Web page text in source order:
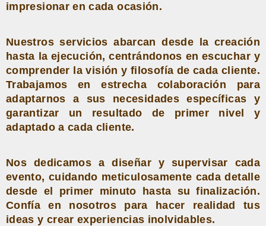
impresionar en cada ocasión.
Nuestros servicios abarcan desde la creación
hasta la ejecución, centrándonos en escuchar y
comprender la visión y filosofía de cada cliente.
Trabajamos en estrecha colaboración para
adaptarnos a sus necesidades específicas y
garantizar un resultado de primer nivel y
adaptado a cada cliente.
Nos dedicamos a diseñar y supervisar cada
evento, cuidando meticulosamente cada detalle
desde el primer minuto hasta su finalización.
Confía en nosotros para hacer realidad tus
ideas y crear experiencias inolvidables.